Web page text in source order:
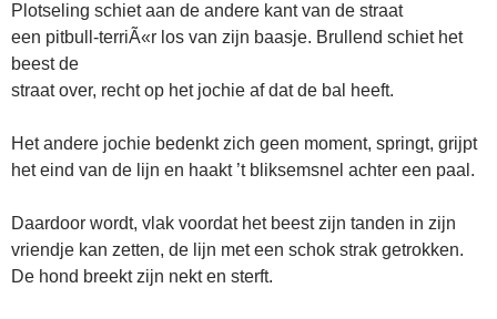
Plotseling schiet aan de andere kant van de straat
een pitbull-terriÃ«r los van zijn baasje. Brullend schiet het
beest de
straat over, recht op het jochie af dat de bal heeft.
Het andere jochie bedenkt zich geen moment, springt, grijpt
het eind van de lijn en haakt ’t bliksemsnel achter een paal.
Daardoor wordt, vlak voordat het beest zijn tanden in zijn
vriendje kan zetten, de lijn met een schok strak getrokken.
De hond breekt zijn nekt en sterft.